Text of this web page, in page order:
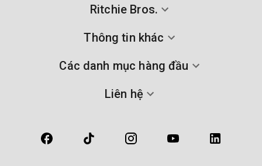
Ritchie Bros.
Thông tin khác
Các danh mục hàng đầu
Liên hệ